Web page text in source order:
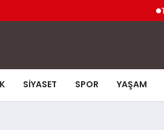
SIYASET SPOR YAŞAM